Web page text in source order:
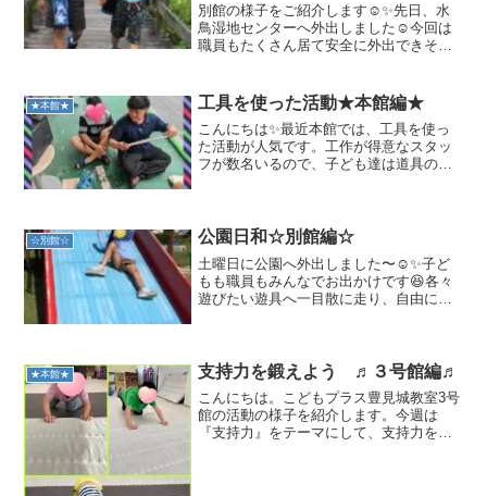
別館の様子をご紹介します☺️✨先日、水
鳥湿地センターへ外出しました☺️今回は
職員もたくさん居て安全に外出できそう
道をお散歩しました☺️前回行った時に
は、寒い時期でもあっ...
★本館★ 工具を使った活動★本館編★
こんにちは✨最近本館では、工具を使っ
た活動が人気です。工作が得意なスタッ
フが数名いるので、子ども達は道具の使
具の貸し借りを通して順番...
☆別館☆ 公園日和☆別館編☆
土曜日に公園へ外出しました〜☺️✨子ど
もも職員もみんなでお出かけです😆各々
遊びたい遊具へ一目散に走り、自由に遊
ってを繰り返していま...
★本館★ 支持力を鍛えよう ♬３号館編♬
こんにちは。こどもプラス豊見城教室3号
館の活動の様子を紹介します。今週は
『支持力』をテーマにして、支持力を養